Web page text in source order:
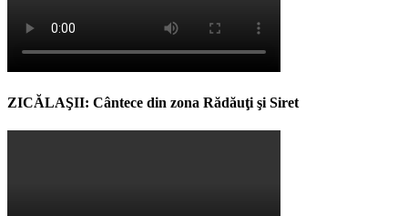
ZICĂLAŞII: Cântece din zona Rădăuţi şi Siret